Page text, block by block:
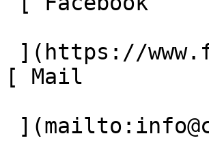
[ Mail